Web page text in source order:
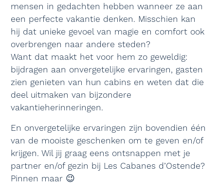
mensen in gedachten hebben wanneer ze aan
een perfecte vakantie denken. Misschien kan
hij dat unieke gevoel van magie en comfort ook
overbrengen naar andere steden?
Want dat maakt het voor hem zo geweldig:
bijdragen aan onvergetelijke ervaringen, gasten
zien genieten van hun cabins en weten dat die
deel uitmaken van bijzondere
vakantieherinneringen.
En onvergetelijke ervaringen zijn bovendien één
van de mooiste geschenken om te geven en/of
krijgen. Wil jij graag eens ontsnappen met je
partner en/of gezin bij Les Cabanes d’Ostende?
Pinnen maar 😉